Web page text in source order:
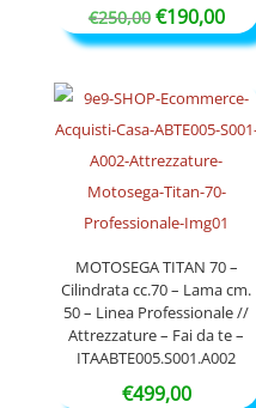
€250,00 Il
prezzo
era:
€250,00.
€190,00Il
è:
MOTOSEGA TITAN 70 –
Cilindrata cc.70 – Lama cm.
50 – Linea Professionale //
Attrezzature – Fai da te –
ITAABTE005.S001.A002
€499,00